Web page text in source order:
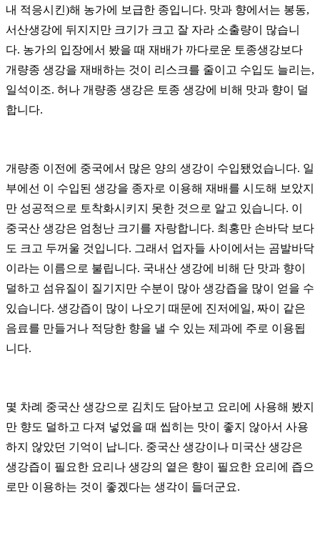
내 적응시킨)해 농가에 보급한 종입니다. 맛과 향에서는 봉동,
서산생강에 뒤지지만 크기가 크고 잘 자라 소출량이 많습니
다. 농가의 입장에서 봤을 때 재배가 까다로운 토종생강보다
개량종 생강을 재배하는 것이 리스크를 줄이고 수입도 늘리는,
일석이조. 허나 개량종 생강은 토종 생강에 비해 맛과 향이 덜
합니다.
개량종 이전에 중국에서 많은 양의 생강이 수입됐었습니다. 일
부에선 이 수입된 생강을 종자로 이용해 재배를 시도해 보았지
만 성공적으로 토착화시키지 못한 것으로 알고 있습니다. 이
중국산 생강은 엄청난 크기를 자랑합니다. 최홍만 손바닥 보다
도 크고 두꺼울 것입니다. 그래서 업자들 사이에서는 곰발바닥
이라는 이름으로 불립니다. 국내산 생강에 비해 단 맛과 향이
덜하고 섬유질이 질기지만 수분이 많아 생강즙을 많이 얻을 수
있습니다. 생강즙이 많이 나오기 때문에 진저에일, 짜이 같은
음료를 만들거나 적당한 향을 낼 수 있는 제과에 주로 이용됩
니다.
몇 차례 중국산 생강으로 김치도 담아보고 요리에 사용해 봤지
만 향도 덜하고 다져 넣었을 때 씹히는 맛이 좋지 않아서 사용
하지 않았던 기억이 납니다. 중국산 생강이나 미국산 생강은
생강즙이 필요한 요리나 생강의 옅은 향이 필요한 요리에 즙으
로만 이용하는 것이 좋겠다는 생각이 들더군요.